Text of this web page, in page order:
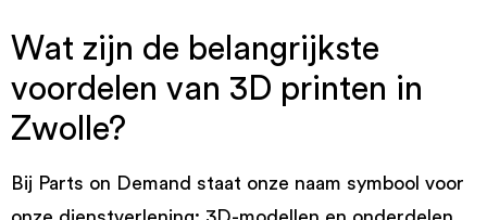
Wat zijn de belangrijkste
voordelen van 3D printen in
Zwolle?
Bij Parts on Demand staat onze naam symbool voor